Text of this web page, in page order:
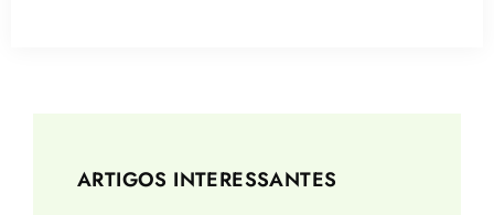
ARTIGOS INTERESSANTES